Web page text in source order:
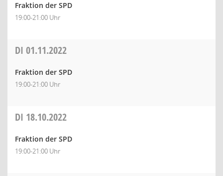
Fraktion der SPD
19:00-21:00 Uhr
DI 01.11.2022
Fraktion der SPD
19:00-21:00 Uhr
DI 18.10.2022
Fraktion der SPD
19:00-21:00 Uhr